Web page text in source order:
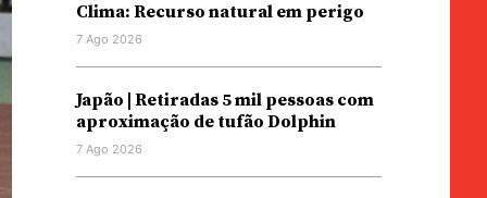
Clima: Recurso natural em perigo
7 Ago 2026
Japão | Retiradas 5 mil pessoas com
aproximação de tufão Dolphin
7 Ago 2026